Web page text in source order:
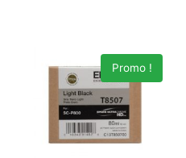
Promo !